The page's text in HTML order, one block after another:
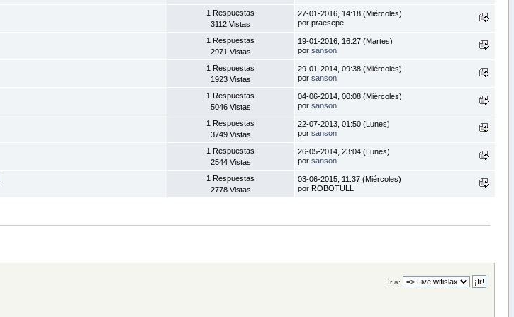
1 Respuestas
3112 Vistas
27-01-2016, 14:18 (Miércoles)
por praesepe
1 Respuestas
2971 Vistas
19-01-2016, 16:27 (Martes)
por sanson
1 Respuestas
1923 Vistas
29-01-2014, 09:38 (Miércoles)
por sanson
1 Respuestas
5046 Vistas
04-06-2014, 00:08 (Miércoles)
por sanson
1 Respuestas
3749 Vistas
22-07-2013, 01:50 (Lunes)
por sanson
1 Respuestas
2544 Vistas
26-05-2014, 23:04 (Lunes)
por sanson
1 Respuestas
2778 Vistas
03-06-2015, 11:37 (Miércoles)
por ROBOTULL
Ir a: